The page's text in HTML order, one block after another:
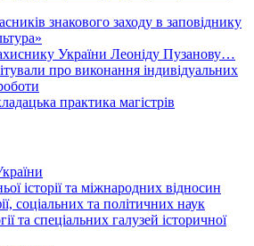
знакового заходу в заповіднику
України Леоніду Пузанову…
про виконання індивідуальних
практика магістрів
історії та міжнародних відносин
соціальних та політичних наук
та спеціальних галузей історичної